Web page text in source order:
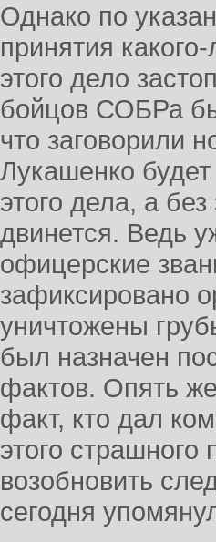
Однако по
принятия
этого дело
бойцов СОБРа
что заговорили
Лукашенко
этого дела, а
двинется. Ведь
офицерские
зафиксировано
уничтожены
был назначен
фактов. Опять
факт, кто дал
этого
возобновить
сегодня